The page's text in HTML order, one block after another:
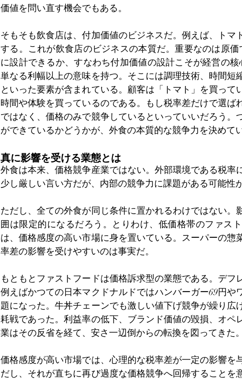
価値を問い直す機会でもある。
そもそも飲食店は、付加価値のビジネスだ。例えば、トマ
する。これが飲食店のビジネスの本質だ。重要なのは原
に設計できるか、すなわち付加価値の設計こそが経営の核
単なる利幅以上の意味を持つ。そこには調理技術、時間短
といった要素が含まれている。顧客は「トマト」を買って
時間や体験を買っているのである。もし税率差だけで選ば
ではなく、価格のみで競争しているといっていいだろう。
ができているかどうかが、外食の本質的な競争力を決めて
真に影響を受ける業態とは
外食は本来、価格競争産業ではない。外部環境である税率
少し厳しい言い方だが、内部の競争力に課題がある可能性が
ただし、全ての外食が同じ条件に置かれるわけではない。
囲は限定的になるだろう。とりわけ、低価格帯のファス
は、価格感度の高い市場に身を置いている。スーパーの惣
率差の影響を受けやすいのは事実だ。
もともとファストフードは価格訴求型の業態である。デフ
例えばかつての日本マクドナルドではハンバーガー69円や
題になった。牛丼チェーンでも激しい値下げ競争が繰り広
耗戦であった。利益率の低下、ブランド価値の毀損、オペ
業はその反省を経て、安さ一辺倒からの転換を図ってきた。
価格感度が高い市場では、心理的な税率差が一定の影響を
だし、それが直ちに再び過度な価格競争へ回帰することを